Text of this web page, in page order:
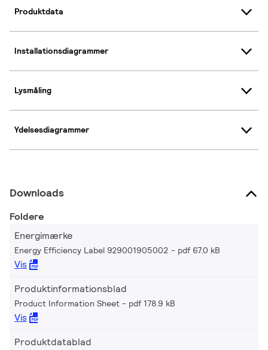
Produktdata
Installationsdiagrammer
Lysmåling
Ydelsesdiagrammer
Downloads
Foldere
Energimærke
Energy Efficiency Label 929001905002 pdf 67.0 kB
Vis
Produktinformationsblad
Product Information Sheet pdf 178.9 kB
Vis
Produktdatablad